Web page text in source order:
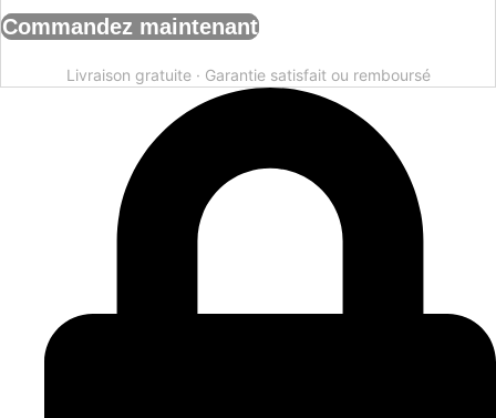
Commandez maintenant
Livraison gratuite · Garantie satisfait ou remboursé